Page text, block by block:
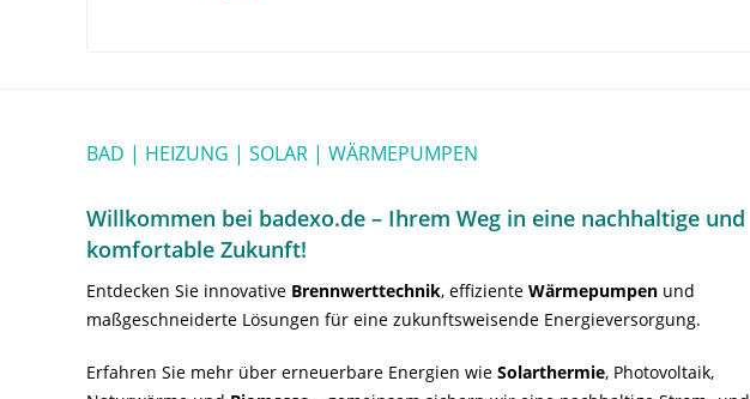
BAD | HEIZUNG | SOLAR | WÄRMEPUMPEN
Willkommen bei badexo.de – Ihrem Weg in eine nachhaltige und
komfortable Zukunft!
Entdecken Sie innovative Brennwerttechnik, effiziente Wärmepumpen und
maßgeschneiderte Lösungen für eine zukunftsweisende Energieversorgung.
Erfahren Sie mehr über erneuerbare Energien wie Solarthermie, Photovoltaik,